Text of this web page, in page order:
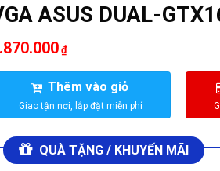
ASUS DUAL-
₫
Thêm vào giỏ
QUÀ TẶNG / KHUYẾN MÃI